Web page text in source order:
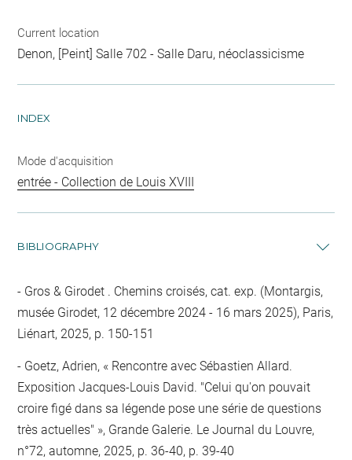
Current location
Denon, [Peint] Salle 702 - Salle Daru, néoclassicisme
INDEX
Mode d'acquisition
entrée - Collection de Louis XVIII
BIBLIOGRAPHY
Gros & Girodet . Chemins croisés, cat. exp. (Montargis,
musée Girodet, 12 décembre 2024 - 16 mars 2025), Paris,
Liénart, 2025, p. 150-151
Goetz, Adrien, « Rencontre avec Sébastien Allard.
Exposition Jacques-Louis David. "Celui qu'on pouvait
croire figé dans sa légende pose une série de questions
très actuelles" », Grande Galerie. Le Journal du Louvre,
n°72, automne, 2025, p. 36-40, p. 39-40